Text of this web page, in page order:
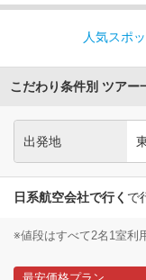
人気スポ
こだわり条件別 ツアー
出発地
日系航空会社で行く で
※値段はすべて2名1室利
最安価格プラン